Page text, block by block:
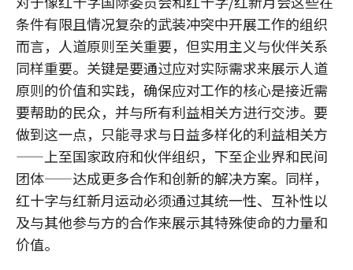
条件有限且情况复杂的武装冲突中开展工作的组织
而言，人道原则至关重要，但实用主义与伙伴关系
同样重要。关键是要通过应对实际需求来展示人道
原则的价值和实践，确保应对工作的核心是接近需
要帮助的民众，并与所有利益相关方进行交涉。要
做到这一点，只能寻求与日益多样化的利益相关方
——上至国家政府和伙伴组织，下至企业界和民间
团体——达成更多合作和创新的解决方案。同样，
红十字与红新月运动必须通过其统一性、互补性以
及与其他参与方的合作来展示其特殊使命的力量和
价值。